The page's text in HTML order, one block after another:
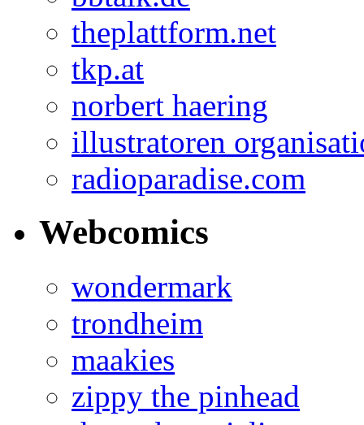
theplattform.net
tkp.at
norbert haering
illustratoren
radioparadise.com
Webcomics
wondermark
trondheim
maakies
zippy the pinhead